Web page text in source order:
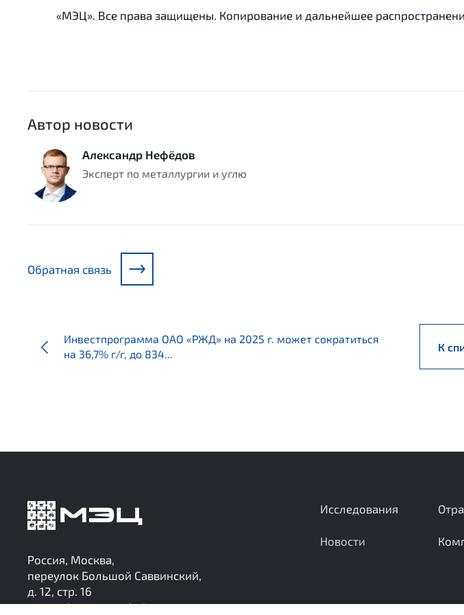
«МЭЦ». Все права защищены. Копирование и дальнейшее
Автор новости
Александр Нефёдов
Эксперт по металлургии и углю
Обратная связь
Инвестпрограмма ОАО «РЖД» на 2025 г. может сократиться
на 36,7% г/г, до 834...
К
Россия, Москва,
переулок Большой Саввинский,
д. 12, стр. 16
research@mec-analytics.ru
Исследования
Новости